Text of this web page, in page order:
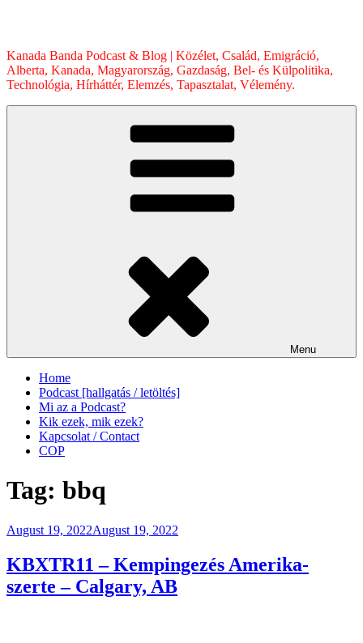
Kanada Banda Podcast & Blog | Közélet, Család, Emigráció,
Alberta, Kanada, Magyarország, Gazdaság, Bel- és Külpolitika,
Technológia, Hírháttér, Elemzés, Tapasztalat, Vélemény.
Menu
Home
Podcast [hallgatás / letöltés]
Mi az a Podcast?
Kik ezek, mik ezek?
Kapcsolat / Contact
COP
Tag: bbq
Posted
August 19, 2022August 19, 2022
KBXTR11 – Kempingezés Amerika-
szerte – Calgary, AB